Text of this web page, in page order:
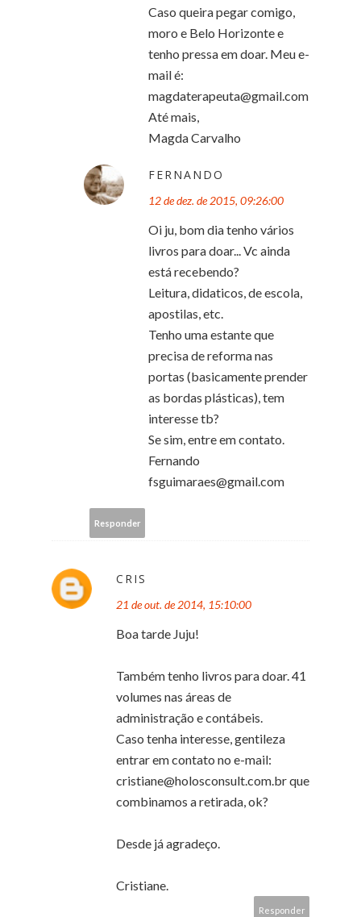
Caso queira pegar comigo,
moro e Belo Horizonte e
tenho pressa em doar. Meu e-
mail é:
magdaterapeuta@gmail.com
Até mais,
Magda Carvalho
FERNANDO
12 de dez. de 2015, 09:26:00
Oi ju, bom dia tenho vários
livros para doar... Vc ainda
está recebendo?
Leitura, didaticos, de escola,
apostilas, etc.
Tenho uma estante que
precisa de reforma nas
portas (basicamente prender
as bordas plásticas), tem
interesse tb?
Se sim, entre em contato.
Fernando
fsguimaraes@gmail.com
Responder
CRIS
21 de out. de 2014, 15:10:00
Boa tarde Juju!
Também tenho livros para doar. 41
volumes nas áreas de
administração e contábeis.
Caso tenha interesse, gentileza
entrar em contato no e-mail:
cristiane@holosconsult.com.br que
combinamos a retirada, ok?
Desde já agradeço.
Cristiane.
Responder